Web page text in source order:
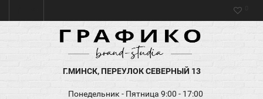
Г.МИНСК, ПЕРЕУЛОК СЕВЕРНЫЙ 13
Понедельник - Пятница 9:00 - 17:00